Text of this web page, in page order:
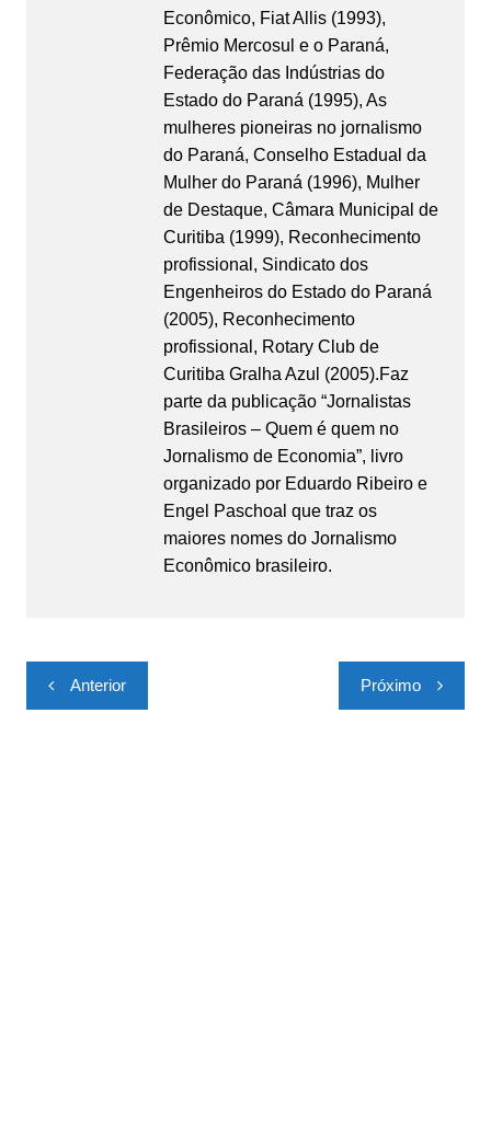
Econômico, Fiat Allis (1993),
Prêmio Mercosul e o Paraná,
Federação das Indústrias do
Estado do Paraná (1995), As
mulheres pioneiras no jornalismo
do Paraná, Conselho Estadual da
Mulher do Paraná (1996), Mulher
de Destaque, Câmara Municipal de
Curitiba (1999), Reconhecimento
profissional, Sindicato dos
Engenheiros do Estado do Paraná
(2005), Reconhecimento
profissional, Rotary Club de
Curitiba Gralha Azul (2005).Faz
parte da publicação “Jornalistas
Brasileiros – Quem é quem no
Jornalismo de Economia”, livro
organizado por Eduardo Ribeiro e
Engel Paschoal que traz os
maiores nomes do Jornalismo
Econômico brasileiro.
Navegação
de
Anterior Próximo